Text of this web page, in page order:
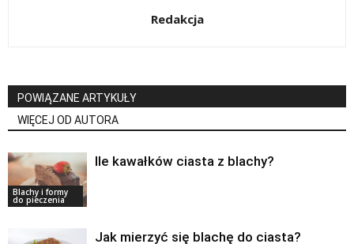
Redakcja
POWIĄZANE ARTYKUŁY
WIĘCEJ OD AUTORA
Blachy i formy
do pieczenia
Ile kawałków ciasta z blachy?
Jak mierzyć się blachę do ciasta?